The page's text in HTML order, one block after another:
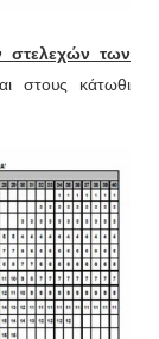
στελεχών των
στους κάτωθι